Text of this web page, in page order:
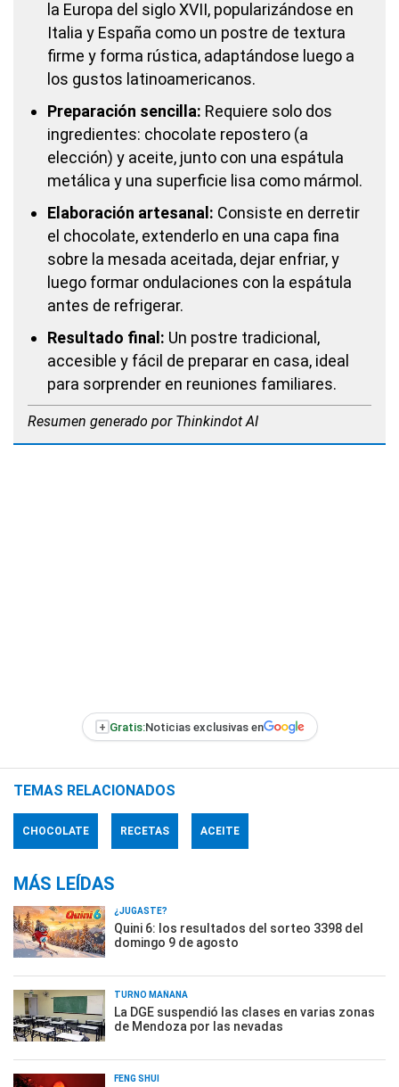
la Europa del siglo XVII, popularizándose en
Italia y España como un postre de textura
firme y forma rústica, adaptándose luego a
los gustos latinoamericanos.
Preparación sencilla: Requiere solo dos
ingredientes: chocolate repostero (a
elección) y aceite, junto con una espátula
metálica y una superficie lisa como mármol.
Elaboración artesanal: Consiste en derretir
el chocolate, extenderlo en una capa fina
sobre la mesada aceitada, dejar enfriar, y
luego formar ondulaciones con la espátula
antes de refrigerar.
Resultado final: Un postre tradicional,
accesible y fácil de preparar en casa, ideal
para sorprender en reuniones familiares.
Resumen generado por Thinkindot AI
+ Gratis:Noticias exclusivas en
TEMAS RELACIONADOS
CHOCOLATE RECETAS ACEITE
MÁS LEÍDAS
¿JUGASTE?
Quini 6: los resultados del sorteo 3398 del
domingo 9 de agosto
TURNO MAÑANA
La DGE suspendió las clases en varias zonas
de Mendoza por las nevadas
FENG SHUI